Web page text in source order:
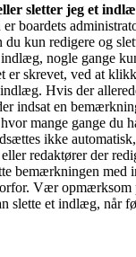
sletter jeg et
boardets
du kun redigere og
nogle gange
er skrevet, ved at
Hvis der
indsat en
mange gange du
ikke
redaktører der
bemærkningen med
Vær opmærksom
slette et indlæg, når